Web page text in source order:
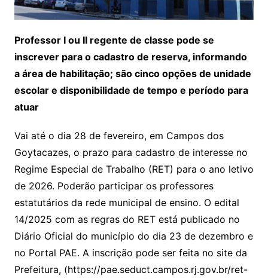
Professor I ou II regente de classe pode se
inscrever para o cadastro de reserva, informando
a área de habilitação; são cinco opções de unidade
escolar e disponibilidade de tempo e período para
atuar
Vai até o dia 28 de fevereiro, em Campos dos
Goytacazes, o prazo para cadastro de interesse no
Regime Especial de Trabalho (RET) para o ano letivo
de 2026. Poderão participar os professores
estatutários da rede municipal de ensino. O edital
14/2025 com as regras do RET está publicado no
Diário Oficial do município do dia 23 de dezembro e
no Portal PAE. A inscrição pode ser feita no site da
Prefeitura, (https://pae.seduct.campos.rj.gov.br/ret-